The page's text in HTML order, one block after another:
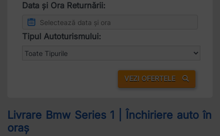
Data și Ora Returnării:
Tipul Autoturismului:
VEZI OFERTELE
Livrare Bmw Series 1 | Închiriere auto în
oraș